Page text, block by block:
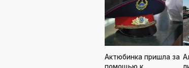
Актюбинка пришла за